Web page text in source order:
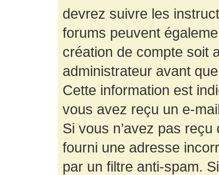
devrez suivre les
forums peuvent
création de compte soit
administrateur avant
Cette information est
vous avez reçu un e-
Si vous n’avez pas
fourni une adresse
par un filtre anti-spam.